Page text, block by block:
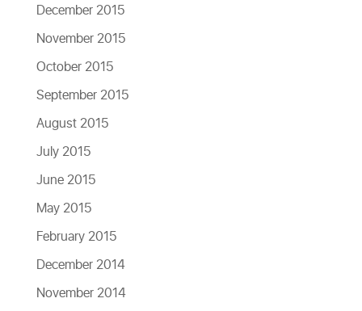
December 2015
November 2015
October 2015
September 2015
August 2015
July 2015
June 2015
May 2015
February 2015
December 2014
November 2014